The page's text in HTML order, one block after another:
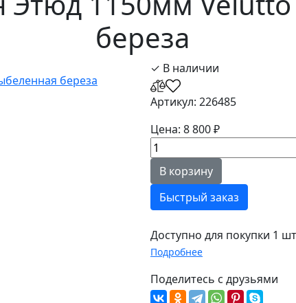
береза
✓ В наличии
Артикул: 226485
Цена: 8 800 ₽
В корзину
Быстрый заказ
Доступно для покупки 1
Подробнее
Поделитесь с друзьями